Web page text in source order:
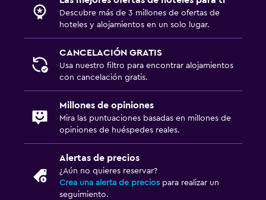
Check-in/check-out privado
Zona de trabajo
Caja fuerte para laptops
Descubre más de 3 millones de ofertas de
hoteles y alojamientos en un solo lugar.
CANCELACIÓN GRATIS
Usa nuestro filtro para encontrar alojamientos
con cancelación gratis.
Millones de opiniones
Mira las puntuaciones basadas en millones de
opiniones de huéspedes reales.
Alertas de precios
¿Aún no quieres reservar?
Crea una alerta de precios para realizar un
seguimiento.